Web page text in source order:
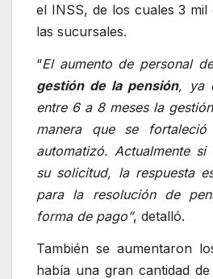
el INSS, de los cuales 3 mil
las sucursales.
“El aumento de personal
gestión de la pensión, ya
entre 6 a 8 meses la
manera que se
automatizó. Actualmente si
su solicitud, la respuesta
para la resolución de
forma de pago”, detalló.
También se aumentaron
había una gran cantidad